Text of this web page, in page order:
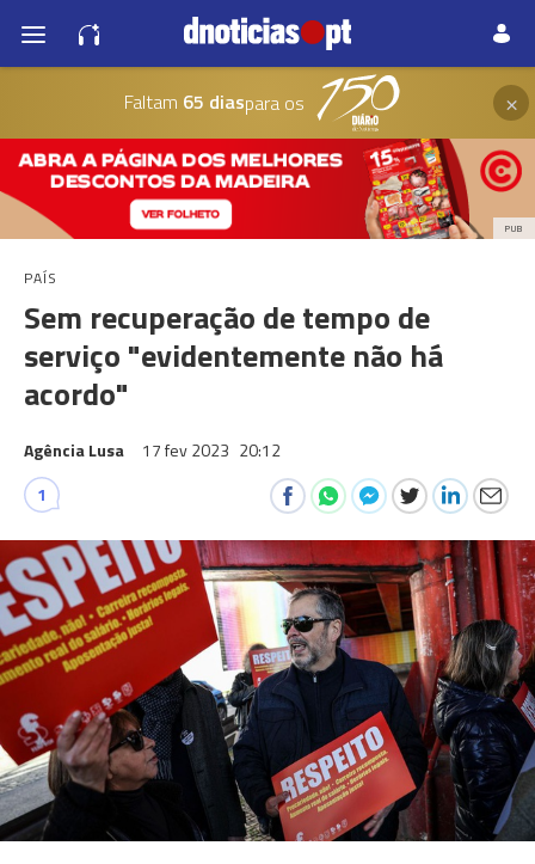
Faltam 65 diaspara os ×
PUB
PAÍS
Sem recuperação de tempo de
serviço "evidentemente não há
acordo"
Agência Lusa 17 fev 2023 20:12
1